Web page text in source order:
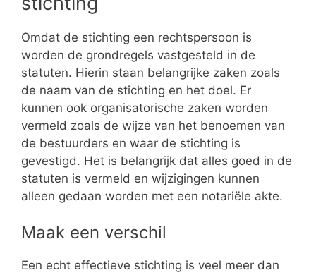
Omdat de stichting een rechtspersoon is
worden de grondregels vastgesteld in de
statuten. Hierin staan belangrijke zaken zoals
de naam van de stichting en het doel. Er
kunnen ook organisatorische zaken worden
vermeld zoals de wijze van het benoemen van
de bestuurders en waar de stichting is
gevestigd. Het is belangrijk dat alles goed in de
statuten is vermeld en wijzigingen kunnen
alleen gedaan worden met een notariële akte.
Maak een verschil
Een echt effectieve stichting is veel meer dan